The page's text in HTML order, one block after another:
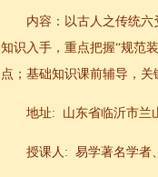
内容：以古人之传统
知识入手，重点把握“规范
点；基础知识课前辅导，关
地址: 山东省临沂市兰
授课人: 易学著名学者